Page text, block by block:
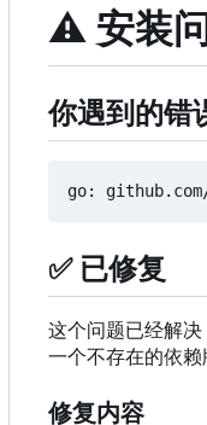
⚠️ 安装
你遇到的错
✅已修复
这个问题已经解决
一个不存在的依赖
修复内容